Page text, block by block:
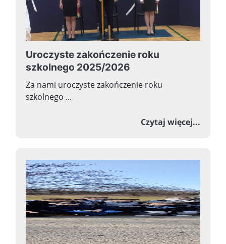
Uroczyste zakończenie roku
szkolnego 2025/2026
Za nami uroczyste zakończenie roku
szkolnego ...
Czytaj więcej...o